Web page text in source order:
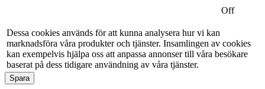
Off
Dessa cookies används för att kunna analysera hur vi kan
marknadsföra våra produkter och tjänster. Insamlingen av cookies
kan exempelvis hjälpa oss att anpassa annonser till våra besökare
baserat på dess tidigare användning av våra tjänster.
Spara